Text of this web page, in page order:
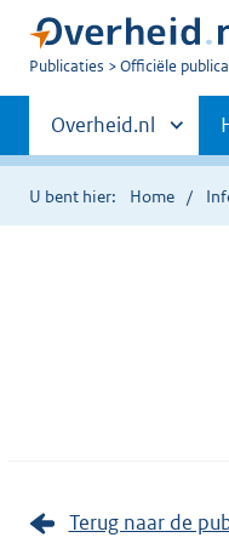
U
Publicaties Officiële
Primaire
navigatie
Andere
sites
binnen
Overheid.nl
U bent hier: Home
Terug naar de